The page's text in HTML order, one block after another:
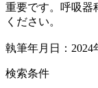
重要です。呼吸器
ください。
執筆年月日：2024
検索条件